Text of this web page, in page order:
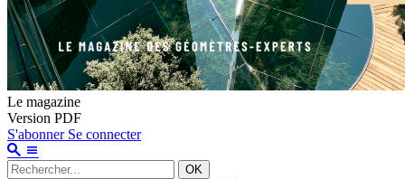
Le magazine
Version PDF
S'abonner Se connecter
OK